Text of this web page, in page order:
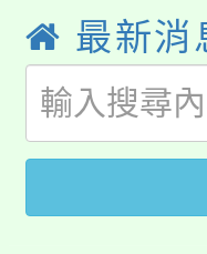
系所師
學籍
版
淨零
公告
代理(
「
桃園
最新消